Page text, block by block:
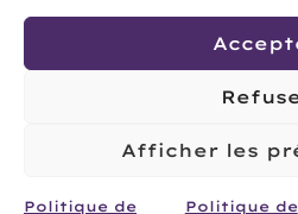
Afficher les
Politique de Politique de
©2026 Orizon
Politique de
Politique